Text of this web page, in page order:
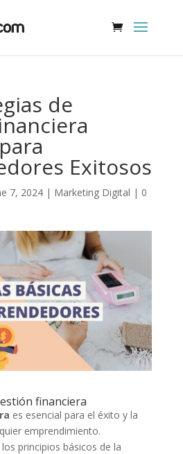
de
Exitosos
7, 2024| Marketing Digital | 0
financiera
es esencial para el éxito y la
emprendimiento.
principios básicos de la